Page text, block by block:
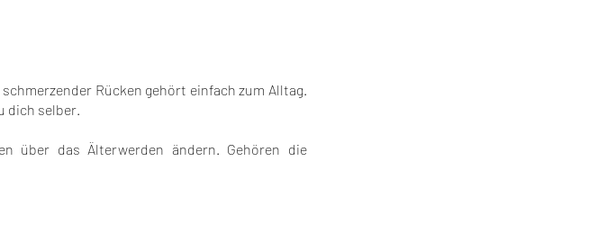
Rücken gehört einfach zum Alltag.
dich selber.
über das Älterwerden ändern. Gehören die